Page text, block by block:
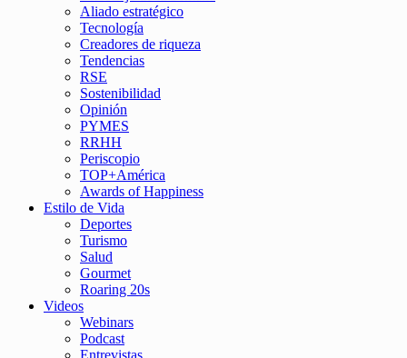
Aliado estratégico
Tecnología
Creadores de riqueza
Tendencias
RSE
Sostenibilidad
Opinión
PYMES
RRHH
Periscopio
TOP+América
Awards of Happiness
Estilo de Vida
Deportes
Turismo
Salud
Gourmet
Roaring 20s
Videos
Webinars
Podcast
Entrevistas